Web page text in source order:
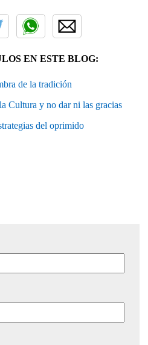
EN ESTE BLOG:
de la tradición
Cultura y no dar ni las gracias
del oprimido